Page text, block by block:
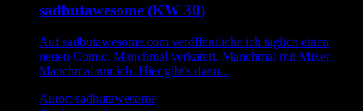
sadbutawesome (KW 30)
Auf sadbutawesome.com veröffentliche ich täglich einen
neuen Comic. Manchmal verkatert. Manchmal mit Mixer.
Manchmal nur ich. Hier gibt's dann...
Autor: sadbutawesome